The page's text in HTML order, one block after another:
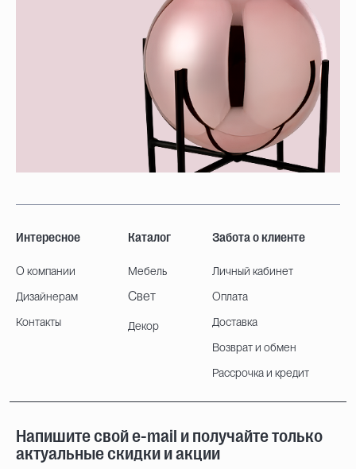
Интересное
О компании
Дизайнерам
Контакты
Каталог
Мебель
Свет
Декор
Забота о клиенте
Личный кабинет
Оплата
Доставка
Возврат и обмен
Рассрочка и кредит
Напишите свой e-mail и получайте только
актуальные скидки и акции